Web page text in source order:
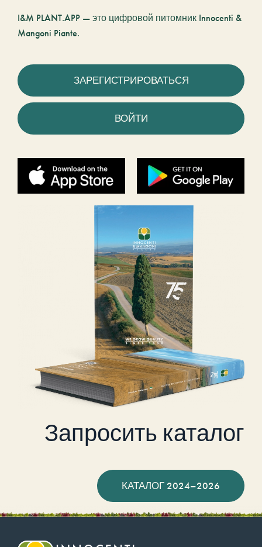
I&M PLANT.APP — это цифровой питомник Innocenti &
Mangoni Piante.
ЗАРЕГИСТРИРОВАТЬСЯ
ВОЙТИ
Запросить каталог
КАТАЛОГ 2024–2026